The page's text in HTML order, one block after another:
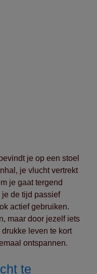
je op een stoel
je vlucht vertrekt
je gaat tergend
je de tijd passief
actief gebruiken.
maar door jezelf iets
leven te kort
ontspannen.
te